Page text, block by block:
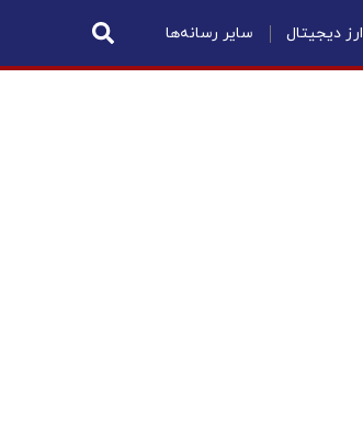
ارز دیجیتال سایر رسانه‌ها